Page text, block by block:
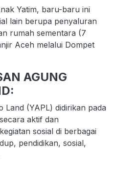
Yatim, baru-baru ini
lain berupa penyaluran
rumah sementara (7
Aceh melalui Dompet
AGUNG
Land (YAPL) didirikan pada
aktif dan
sosial di berbagai
pendidikan, sosial,